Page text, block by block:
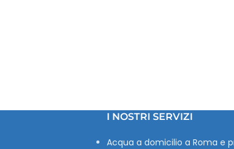
I NOSTRI SERVIZI
Acqua a domicilio a Roma e